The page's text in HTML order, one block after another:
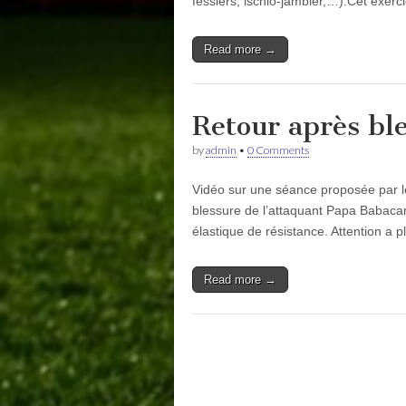
Read more →
Retour après
byadmin • 0 Comments
Vidéo sur une séance proposée par
blessure de l’attaquant Papa
élastique de résistance. Attention a
Read more →